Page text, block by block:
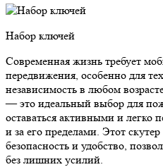
Набор ключей
Современная жизнь требует
передвижения, особенно для
независимость в любом
— это идеальный выбор для
оставаться активными и легко
и за его пределами. Этот
безопасность и удобство,
без лишних усилий.